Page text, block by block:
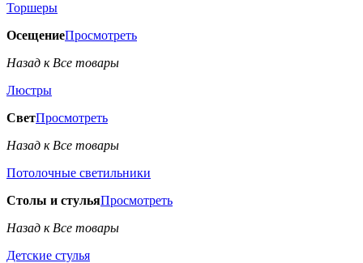
Торшеры
ОсещениеПросмотреть
Назад к Все товары
Люстры
СветПросмотреть
Назад к Все товары
Потолочные светильники
Столы и стульяПросмотреть
Назад к Все товары
Детские стулья